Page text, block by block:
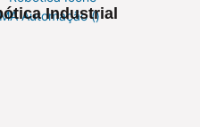
Industrial